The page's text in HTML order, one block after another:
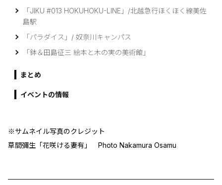
「JIKU #013 HOKUHOKU-LINE」/北越急行ほくほく線美佐
島駅
「パラダイス」/ 奴奈川キャンパス
「鉢＆田島征三 絵本と木の実の美術館」
まとめ
イベントの情報
※サムネイル写真のクレジット
草間彌生「花咲ける妻有」 Photo Nakamura Osamu